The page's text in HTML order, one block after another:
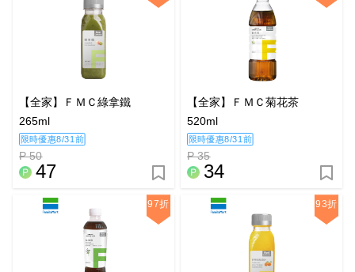
【全家】ＦＭＣ綠拿鐵
265ml
限時優惠8/31前
P 50
47
【全家】ＦＭＣ菊花茶
520ml
限時優惠8/31前
P 35
34
97折 93折